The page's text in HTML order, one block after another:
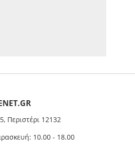
Περιστέρι 12132
10.00 - 18.00